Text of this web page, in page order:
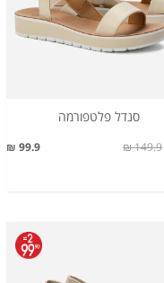
סנדל פלטפורמה
99.9 ₪ 149.9 ₪